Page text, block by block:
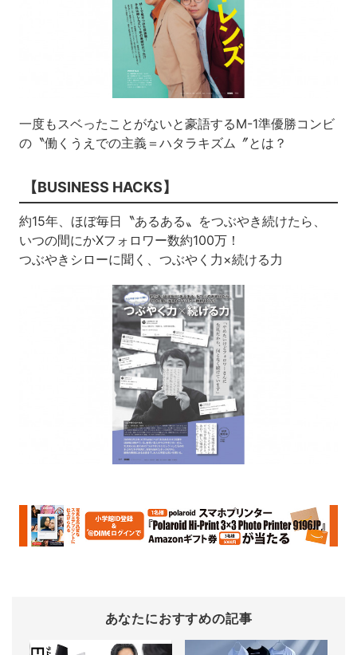
一度もスベったことがないと豪語するM-1準優勝コンビ
の〝働くうえでの主義＝ハタラキズム〞とは？
【BUSINESS HACKS】
約15年、ほぼ毎日〝あるある〟をつぶやき続けたら、
いつの間にかXフォロワー数約100万！
つぶやきシローに聞く、つぶやく力×続ける力
あなたにおすすめの記事